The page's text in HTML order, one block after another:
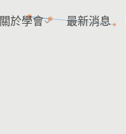
關於學會 最新消息